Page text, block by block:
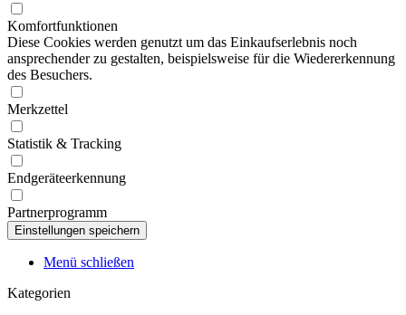
Komfortfunktionen
Diese Cookies werden genutzt um das Einkaufserlebnis noch
ansprechender zu gestalten, beispielsweise für die Wiedererkennung
des Besuchers.
Merkzettel
Statistik & Tracking
Endgeräteerkennung
Partnerprogramm
Menü schließen
Kategorien